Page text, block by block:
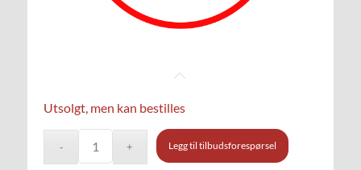
Utsolgt, men kan bestilles
Legg til tilbudsforespørsel